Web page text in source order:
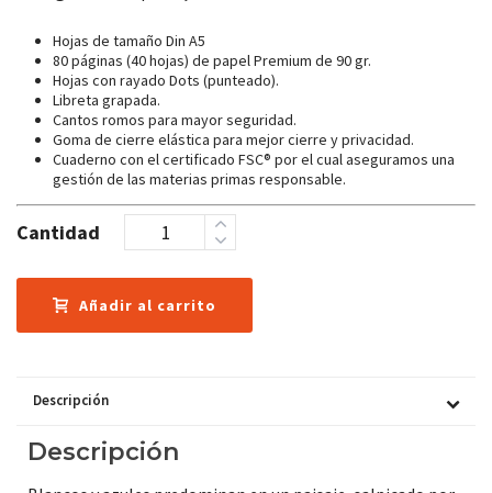
Hojas de tamaño Din A5
80 páginas (40 hojas) de papel Premium de 90 gr.
Hojas con rayado Dots (punteado).
Libreta grapada.
Cantos romos para mayor seguridad.
Goma de cierre elástica para mejor cierre y privacidad.
Cuaderno con el certificado FSC® por el cual aseguramos una
gestión de las materias primas responsable.
Cantidad
Añadir al carrito
Descripción
Descripción